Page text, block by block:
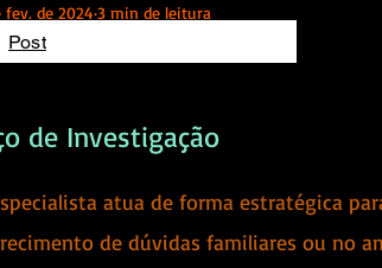
fev. de 2024 3 min de leitura
de Investigação
atua de forma estratégica
de dúvidas familiares ou no
Post